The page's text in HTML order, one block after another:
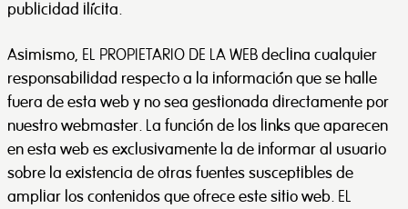
publicidad ilícita.
Asimismo, EL PROPIETARIO DE LA WEB declina cualquier
responsabilidad respecto a la información que se halle
fuera de esta web y no sea gestionada directamente por
nuestro webmaster. La función de los links que aparecen
en esta web es exclusivamente la de informar al usuario
sobre la existencia de otras fuentes susceptibles de
ampliar los contenidos que ofrece este sitio web. EL